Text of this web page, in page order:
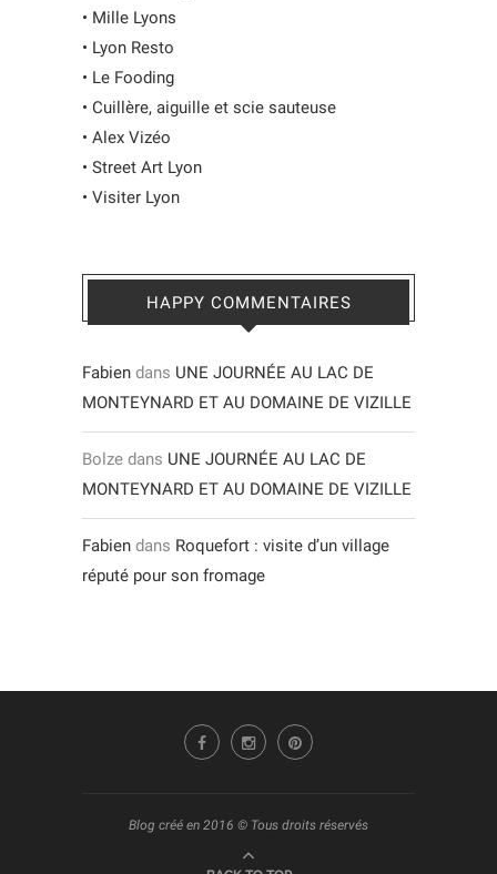
• Mille Lyons
• Lyon Resto
• Le Fooding
• Cuillère, aiguille et scie sauteuse
• Alex Vizéo
• Street Art Lyon
• Visiter Lyon
HAPPY COMMENTAIRES
Fabien dans UNE JOURNÉE AU LAC DE
MONTEYNARD ET AU DOMAINE DE VIZILLE
Bolze dans UNE JOURNÉE AU LAC DE
MONTEYNARD ET AU DOMAINE DE VIZILLE
Fabien dans Roquefort : visite d’un village
réputé pour son fromage
Blog créé en 2016 © Tous droits réservés